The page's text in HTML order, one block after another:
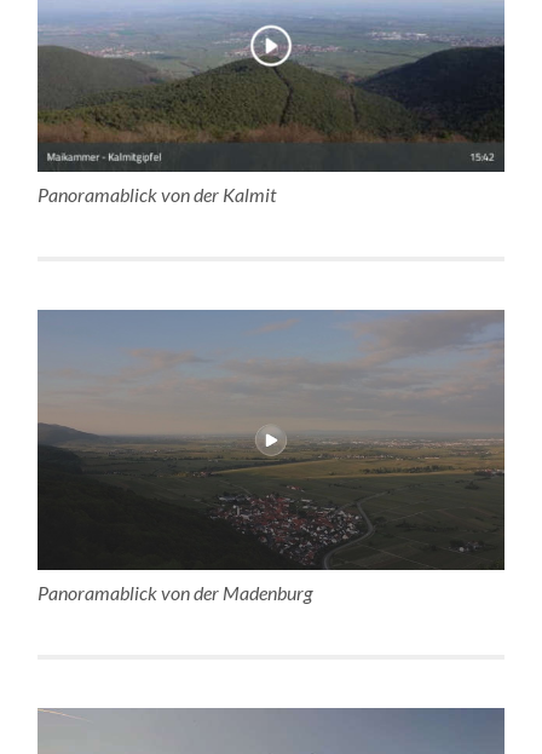
Panoramablick von der Kalmit
Panoramablick von der Madenburg